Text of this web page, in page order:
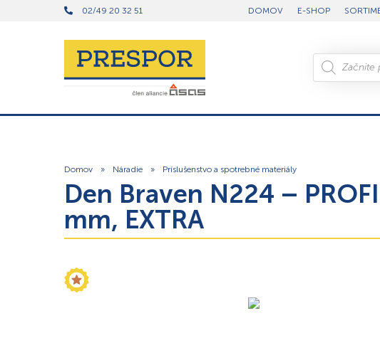
02/49 20 32 51 DOMOV E-SHOP
Domov » Náradie » Príslušenstvo a spotrebné materiály
Den Braven N224 –
mm, EXTRA